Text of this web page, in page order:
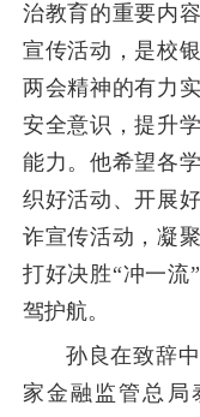
治教育的重要内
宣传活动，是校
两会精神的有力
安全意识，提升
能力。他希望各
织好活动、开展
诈宣传活动，凝
打好决胜“冲一流
驾护航。
孙良在致辞
家金融监管总局